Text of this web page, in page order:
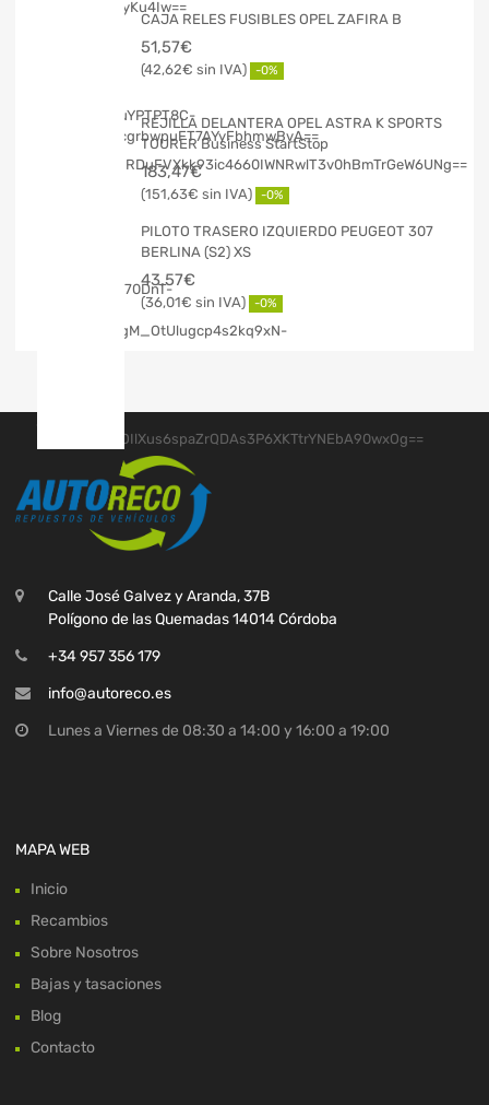
CAJA RELES FUSIBLES OPEL ZAFIRA B
51,57€
42,62€ -0%
REJILLA DELANTERA OPEL ASTRA K SPORTS
TOURER Business StartStop
183,47€
151,63€ -0%
PILOTO TRASERO IZQUIERDO PEUGEOT 307
BERLINA (S2) XS
43,57€
36,01€ -0%
Calle José Galvez y Aranda, 37B
Polígono de las Quemadas 14014 Córdoba
+34 957 356 179
info@autoreco.es
Lunes a Viernes de 08:30 a 14:00 y 16:00 a 19:00
MAPA WEB
Inicio
Recambios
Sobre Nosotros
Bajas y tasaciones
Blog
Contacto